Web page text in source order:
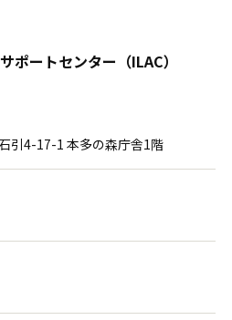
ポートセンター （ILAC）
引4-17-1 本多の森庁舎1階